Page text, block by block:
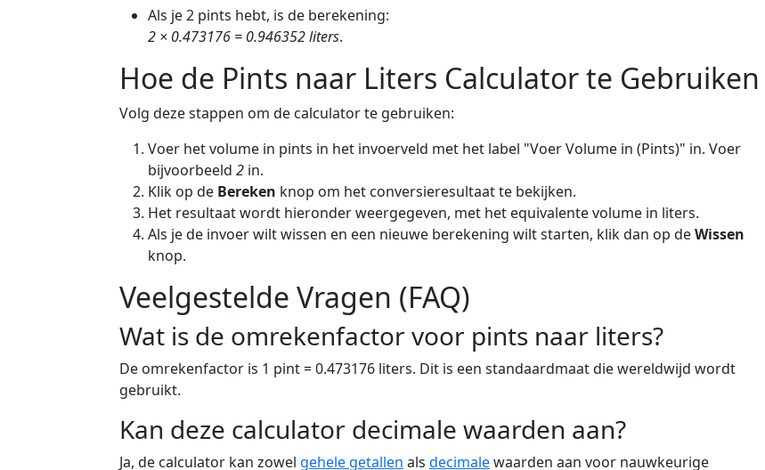
Als je 2 pints hebt, is de berekening:
2 × 0.473176 = 0.946352 liters.
Hoe de Pints naar Liters Calculator te Gebruiken
Volg deze stappen om de calculator te gebruiken:
Voer het volume in pints in het invoerveld met het label "Voer Volume in (Pints)" in. Voer
bijvoorbeeld 2 in.
Klik op de Bereken knop om het conversieresultaat te bekijken.
Het resultaat wordt hieronder weergegeven, met het equivalente volume in liters.
Als je de invoer wilt wissen en een nieuwe berekening wilt starten, klik dan op deWissen
knop.
Veelgestelde Vragen (FAQ)
Wat is de omrekenfactor voor pints naar liters?
De omrekenfactor is 1 pint = 0.473176 liters. Dit is een standaardmaat die wereldwijd wordt
gebruikt.
Kan deze calculator decimale waarden aan?
Ja, de calculator kan zowel gehele getallen als decimalewaarden aan voor nauwkeurige